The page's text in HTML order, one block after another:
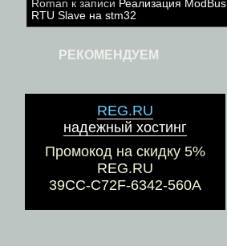
Roman к записи Реализация ModBus
RTU Slave на stm32
РЕКОМЕНДУЕМ
REG.RU
надежный хостинг
Промокод на скидку 5%
REG.RU
39CC-C72F-6342-560A